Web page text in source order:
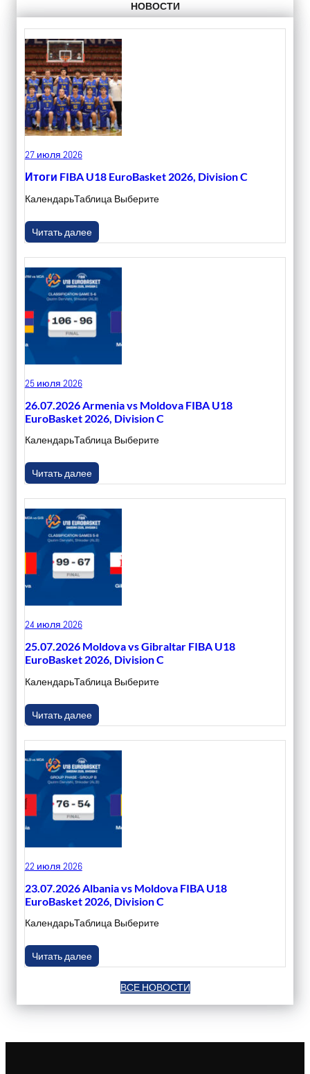
НОВОСТИ
27 июля 2026
Итоги FIBA U18 EuroBasket 2026, Division C
КалендарьТаблица Выберите
Читать далее
25 июля 2026
26.07.2026 Armenia vs Moldova FIBA U18
EuroBasket 2026, Division C
КалендарьТаблица Выберите
Читать далее
24 июля 2026
25.07.2026 Moldova vs Gibraltar FIBA U18
EuroBasket 2026, Division C
КалендарьТаблица Выберите
Читать далее
22 июля 2026
23.07.2026 Albania vs Moldova FIBA U18
EuroBasket 2026, Division C
КалендарьТаблица Выберите
Читать далее
ВСЕ НОВОСТИ